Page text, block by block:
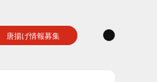
唐揚げ情報募集